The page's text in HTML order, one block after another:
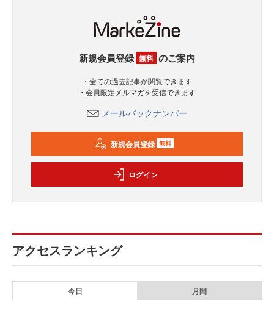
新規会員登録 無料 のご案内
・全ての過去記事が閲覧できます
・会員限定メルマガを受信できます
メールバックナンバー
新規会員登録 無料
ログイン
アクセスランキング
今日 月間